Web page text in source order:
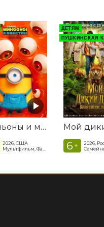
Миньоны и монстры
2026, США
ДЕТЯМ
ПУШКИНСКАЯ
6 +
2026,